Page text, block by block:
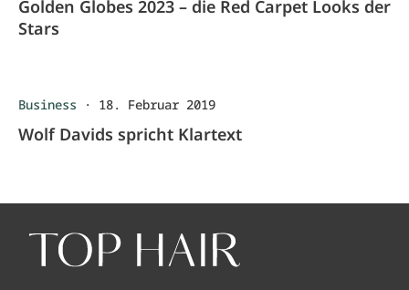
Golden Globes 2023 – die Red Carpet Looks der
Stars
Business · 18. Februar 2019
Wolf Davids spricht Klartext